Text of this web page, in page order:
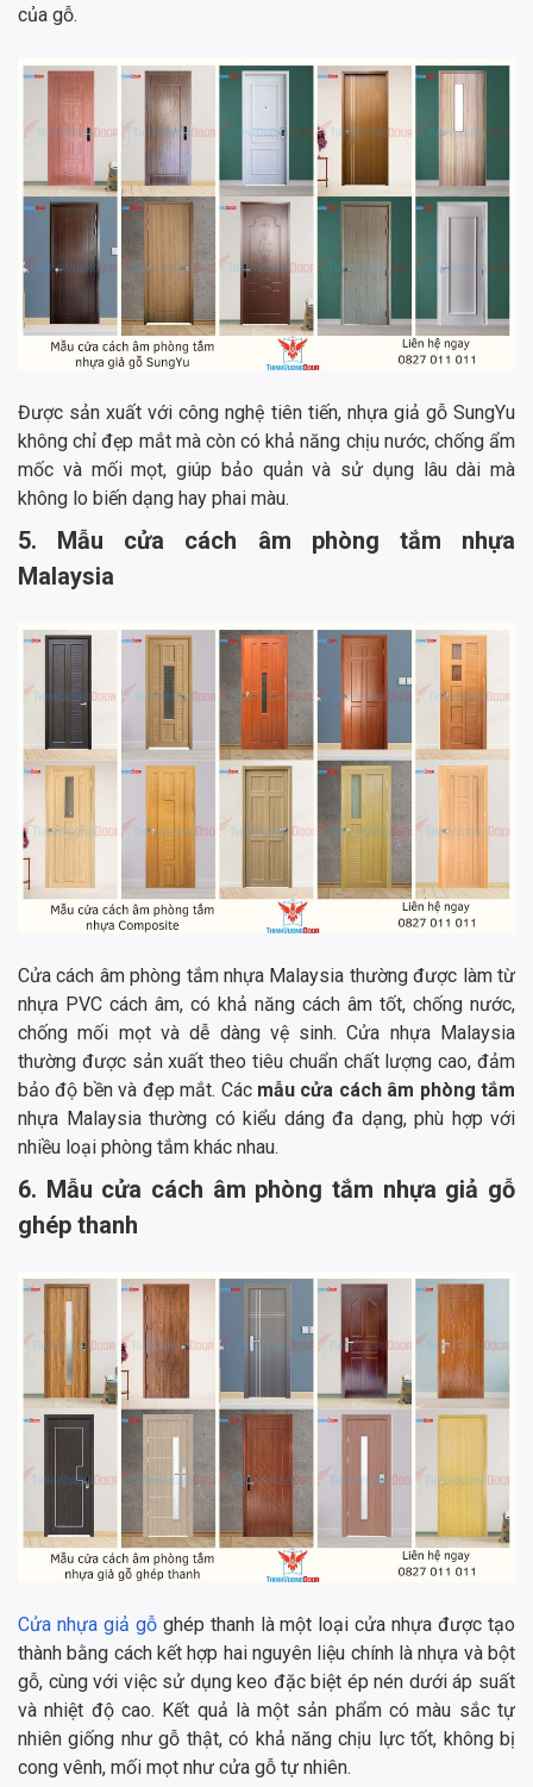
của gỗ.
Được sản xuất với công nghệ tiên tiến, nhựa giả gỗ SungYu
không chỉ đẹp mắt mà còn có khả năng chịu nước, chống ẩm
mốc và mối mọt, giúp bảo quản và sử dụng lâu dài mà
không lo biến dạng hay phai màu.
5. Mẫu cửa cách âm phòng tắm nhựa
Malaysia
Cửa cách âm phòng tắm nhựa Malaysia thường được làm từ
nhựa PVC cách âm, có khả năng cách âm tốt, chống nước,
chống mối mọt và dễ dàng vệ sinh. Cửa nhựa Malaysia
thường được sản xuất theo tiêu chuẩn chất lượng cao, đảm
bảo độ bền và đẹp mắt. Các mẫu cửa cách âm phòng tắm
nhựa Malaysia thường có kiểu dáng đa dạng, phù hợp với
nhiều loại phòng tắm khác nhau.
6. Mẫu cửa cách âm phòng tắm nhựa giả gỗ
ghép thanh
Cửa nhựa giả gỗghép thanh là một loại cửa nhựa được tạo
thành bằng cách kết hợp hai nguyên liệu chính là nhựa và bột
gỗ, cùng với việc sử dụng keo đặc biệt ép nén dưới áp suất
và nhiệt độ cao. Kết quả là một sản phẩm có màu sắc tự
nhiên giống như gỗ thật, có khả năng chịu lực tốt, không bị
cong vênh, mối mọt như cửa gỗ tự nhiên.